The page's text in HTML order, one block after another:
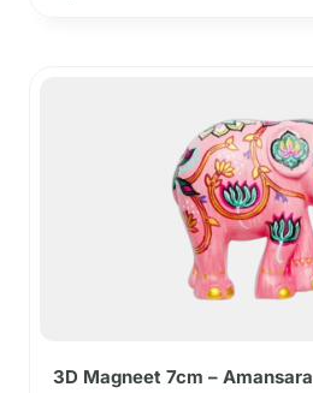
3D Magneet 7cm – Amansara